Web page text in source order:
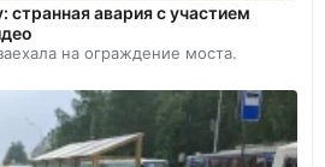
странная авария с участием
на ограждение моста.